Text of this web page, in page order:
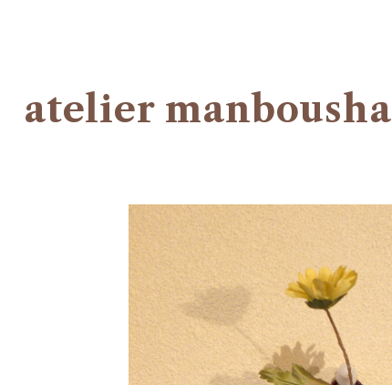
atelier manbousha